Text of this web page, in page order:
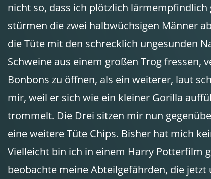
nicht so, dass ich plötzlich
stürmen die zwei halbwüchsigen Männer
die Tüte mit den schrecklich ungesunden
Schweine aus einem großen Trog fressen,
Bonbons zu öffnen, als ein weiterer, laut
mir, weil er sich wie ein kleiner Gorilla
trommelt. Die Drei sitzen mir nun
eine weitere Tüte Chips. Bisher hat mich
Vielleicht bin ich in einem Harry Potterfilm
beobachte meine Abteilgefährden, die